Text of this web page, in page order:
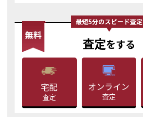
査定をする
宅配
査定
オンライン
査定